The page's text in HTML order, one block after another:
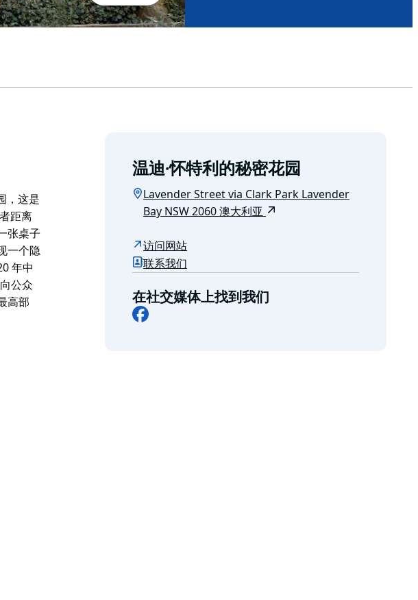
，这是
距离
张桌子
一个隐
年中
公众
高部
悉尼
温迪·怀特利的秘密花园
Lavender Street via Clark Park Lavender
Bay NSW 2060 澳大利亚
访问网站
联系我们
在社交媒体上找到我们
Facebook